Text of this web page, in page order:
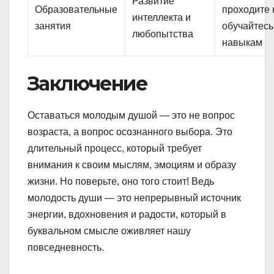
Образовательные
занятия
интеллекта и
любопытства
проходите
навыкам
Заключение
Оставаться молодым душой — это не вопрос
возраста, а вопрос осознанного выбора. Это
длительный процесс, который требует
внимания к своим мыслям, эмоциям и образу
жизни. Но поверьте, оно того стоит! Ведь
молодость души — это непрерывный источник
энергии, вдохновения и радости, который в
буквальном смысле оживляет нашу
повседневность.